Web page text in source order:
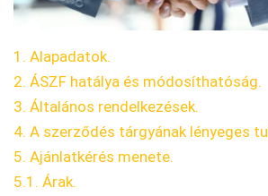
1. Alapadatok.
2. ÁSZF hatálya és módosíthatóság.
3. Általános rendelkezések.
4. A szerződés tárgyának lényeges
5. Ajánlatkérés menete.
5.1. Árak.